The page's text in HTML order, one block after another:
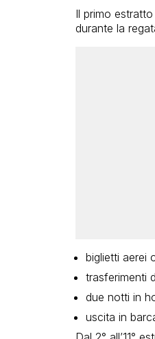
Il primo
durante la
biglietti aerei
trasferimenti
due notti in
uscita in